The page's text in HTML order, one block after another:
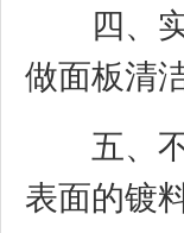
四、实
做面板清
五、不
表面的镀